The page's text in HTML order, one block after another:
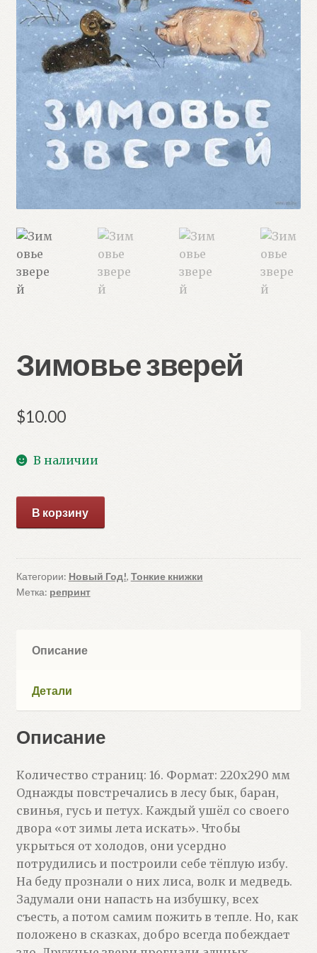
Зимовье зверей
$10.00
В наличии
товара
зверей
В корзину
Категории: Новый Год!, Тонкие книжки
Метка: репринт
Описание
Детали
Описание
Количество страниц: 16. Формат: 220х290 мм
Однажды повстречались в лесу бык, баран,
свинья, гусь и петух. Каждый ушёл со своего
двора «от зимы лета искать». Чтобы
укрыться от холодов, они усердно
потрудились и построили себе тёплую избу.
На беду прознали о них лиса, волк и медведь.
Задумали они напасть на избушку, всех
съесть, а потом самим пожить в тепле. Но, как
положено в сказках, добро всегда побеждает